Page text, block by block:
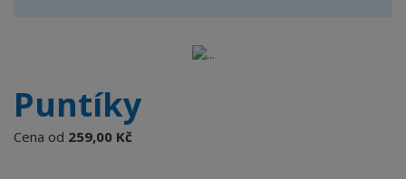
Puntíky
Cena od 259,00 Kč